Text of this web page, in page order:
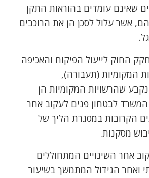
שאינם עומדים בהוראות התקן
אשר עלול לסכן הן את הרוכבים
2016 נחקק החוק לייעול הפיקוח והאכיפה
המקומיות (תעבורה),
2016, ונקבע שהרשויות המקומיות הן
המשרד לבטחון פנים לעקוב אחר
הקרובות במסגרת הליך של
מסקנות.
אחר השינויים המתחוללים
ואחר הגידול המתמשך בשיעור